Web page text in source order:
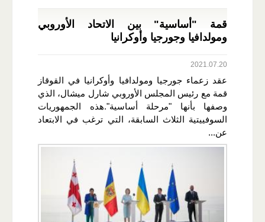
قمة "أساسية" بين الاتحاد الأوروبي
ومولدافيا وجورجيا وأوكرانيا
2021.07.20
عقد زعماء جورجيا ومولدافيا وأوكرانيا في القوقاز
قمة مع رئيس المجلس الأوروبي شارل ميشال، الذي
وصفها بأنها "مرحلة أساسية".هذه الجمهوريات
السوفييتية الثلاث السابقة، التي ترغب في الابتعاد
عن...